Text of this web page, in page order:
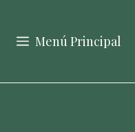
Menú Principal